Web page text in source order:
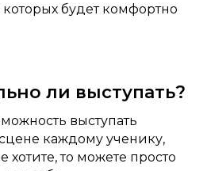
будет комфортно
ли выступать?
выступать
каждому ученику,
хотите, то можете просто